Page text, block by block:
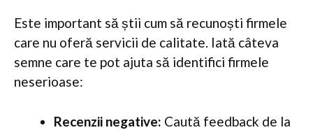
Este important să știi cum să recunoști firmele
care nu oferă servicii de calitate. Iată câteva
semne care te pot ajuta să identifici firmele
neserioase:
Recenzii negative: Caută feedback de la